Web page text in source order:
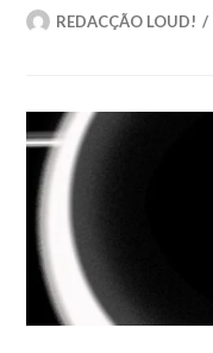
REDACÇÃO LOUD!